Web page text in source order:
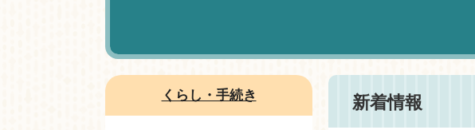
新着情報
くらし・手続き